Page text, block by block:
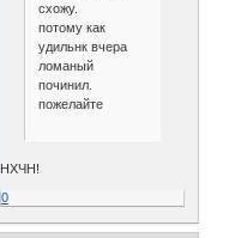
схожу.
потому как
удильнк вчера
ломаный
починил.
пожелайте
НХЧН!
0